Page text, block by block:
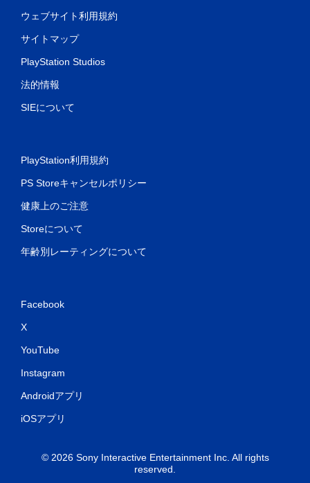
ウェブサイト利用規約
サイトマップ
PlayStation Studios
法的情報
SIEについて
PlayStation利用規約
PS Storeキャンセルポリシー
健康上のご注意
Storeについて
年齢別レーティングについて
Facebook
X
YouTube
Instagram
Androidアプリ
iOSアプリ
© 2026 Sony Interactive Entertainment Inc. All rights
reserved.